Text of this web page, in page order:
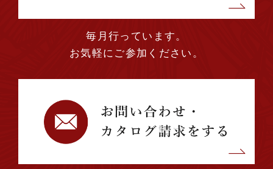
毎月行っています。
お気軽にご参加ください。